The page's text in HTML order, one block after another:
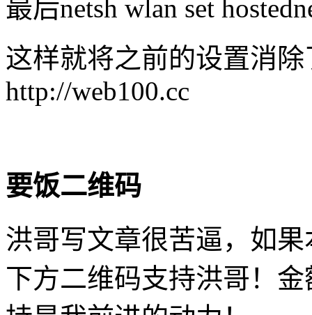
最后netsh wlan set
这样就将之前的设置消除
http://web100.cc
要饭二维码
洪哥写文章很苦逼，如
下方二维码支持洪哥！